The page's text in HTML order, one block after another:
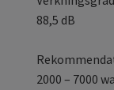
88,5 dB
2000 – 7000